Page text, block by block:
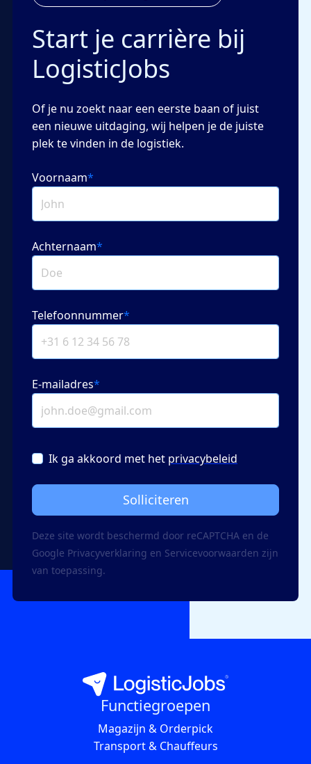
Start je carrière bij
LogisticJobs
Of je nu zoekt naar een eerste baan of juist
een nieuwe uitdaging, wij helpen je de juiste
plek te vinden in de logistiek.
Voornaam*
Achternaam*
Telefoonnummer*
E-mailadres*
Ik ga akkoord met het privacybeleid
Solliciteren
Deze site wordt beschermd door reCAPTCHA en de
Google Privacy­verklaring en Servicevoorwaarden zijn
van toepassing.
Functiegroepen
Magazijn & Orderpick
Transport & Chauffeurs